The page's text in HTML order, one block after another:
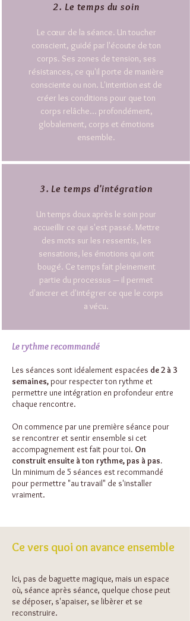
2. Le temps du soin
Le cœur de la séance. Un toucher
conscient, guidé par l'écoute de ton
corps. Ses zones de tension, ses
résistances, ce qu'il porte de manière
consciente ou non. L'intention est de
créer les conditions pour que ton
corps relâche... profondément,
globalement, corps et émotions
ensemble.
3. Le temps d'intégration
Un temps doux après le soin pour
accueillir ce qui s'est passé. Mettre
des mots sur les ressentis, les
sensations, les émotions qui ont
bougé. Ce temps fait pleinement
partie du processus — il permet
d'ancrer et d'intégrer ce que le corps
a vécu.
Le rythme recommandé
Les séances sont idéalement espacées de 2 à 3
semaines,pour respecter ton rythme et
permettre une intégration en profondeur entre
chaque rencontre.
On commence par une première séance pour
se rencontrer et sentir ensemble si cet
accompagnement est fait pour toi. On
construit ensuite à ton rythme, pas à pas.
Un minimum de 5 séances est recommandé
pour permettre "au travail" de s'installer
vraiment.
Ce vers quoi on avance ensemble
Ici, pas de baguette magique, mais un espace
où, séance après séance, quelque chose peut
se déposer, s'apaiser, se libèrer et se
reconstruire.